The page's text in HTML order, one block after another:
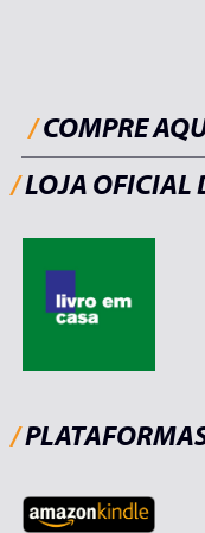
/COMPRE
/LOJA OFICIAL
/